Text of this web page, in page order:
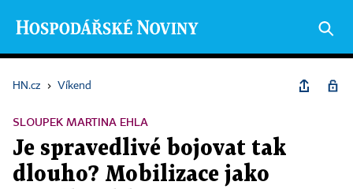
HN.cz › Víkend
SLOUPEK MARTINA EHLA
Je spravedlivé bojovat tak
dlouho? Mobilizace jako